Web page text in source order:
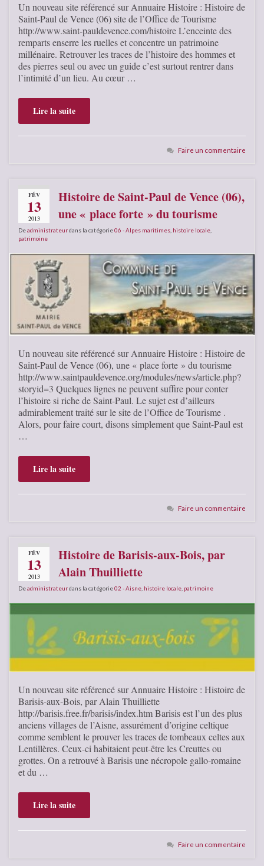
Un nouveau site référencé sur Annuaire Histoire : Histoire de
Saint-Paul de Vence (06) site de l’Office de Tourisme
http://www.saint-pauldevence.com/histoire L’enceinte des
remparts enserre les ruelles et concentre un patrimoine
millénaire. Retrouver les traces de l’histoire des hommes et
des pierres seul ou avec un guide c’est surtout rentrer dans
l’intimité d’un lieu. Au cœur …
Lire la suite
Faire un commentaire
FÉV
13
2013
Histoire de Saint-Paul de Vence (06),
une « place forte » du tourisme
Deadministrateurdans la catégorie06 - Alpes maritimes histoire locale
patrimoine
Un nouveau site référencé sur Annuaire Histoire : Histoire de
Saint-Paul de Vence (06), une « place forte » du tourisme
http://www.saintpauldevence.org/modules/news/article.php?
storyid=3 Quelques lignes ne peuvent suffire pour conter
l’histoire si riche de Saint-Paul. Le sujet est d’ailleurs
admirablement traité sur le site de l’Office de Tourisme .
Alors, pour faire court, disons simplement que Saint-Paul est
…
Lire la suite
Faire un commentaire
FÉV
13
2013
Histoire de Barisis-aux-Bois, par
Alain Thuilliette
Deadministrateurdans la catégorie02 - Aisne histoire locale patrimoine
Un nouveau site référencé sur Annuaire Histoire : Histoire de
Barisis-aux-Bois, par Alain Thuilliette
http://barisis.free.fr/barisis/index.htm Barisis est l’un des plus
anciens villages de l’Aisne, assurément d’origine celtique
comme semblent le prouver les traces de tombeaux celtes aux
Lentillères. Ceux-ci habitaient peut-être les Creuttes ou
grottes. On a retrouvé à Barisis une nécropole gallo-romaine
et du …
Lire la suite
Faire un commentaire